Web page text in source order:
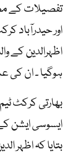
تفصیلات کے
اور حیدرآباد
اظہرالدین کے
ہوگیا ۔ ان کی عمر 94 سال
بھارتی کرکٹ
ایسوسی ایشن